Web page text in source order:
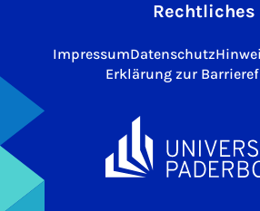
Rechtliches
ImpressumDatenschutz
Erklärung zur